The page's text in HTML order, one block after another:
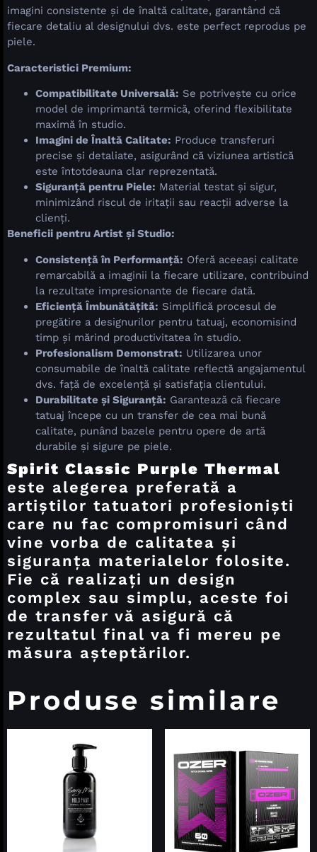
imagini consistente și de înaltă calitate, garantând că
fiecare detaliu al designului dvs. este perfect reprodus pe
piele.
Caracteristici Premium:
Compatibilitate Universală: Se potrivește cu orice
model de imprimantă termică, oferind flexibilitate
maximă în studio.
Imagini de Înaltă Calitate: Produce transferuri
precise și detaliate, asigurând că viziunea artistică
este întotdeauna clar reprezentată.
Siguranță pentru Piele: Material testat și sigur,
minimizând riscul de iritații sau reacții adverse la
clienți.
Beneficii pentru Artist și Studio:
Consistență în Performanță: Oferă aceeași calitate
remarcabilă a imaginii la fiecare utilizare, contribuind
la rezultate impresionante de fiecare dată.
Eficiență Îmbunătățită: Simplifică procesul de
pregătire a designurilor pentru tatuaj, economisind
timp și mărind productivitatea în studio.
Profesionalism Demonstrat: Utilizarea unor
consumabile de înaltă calitate reflectă angajamentul
dvs. față de excelență și satisfația clientului.
Durabilitate și Siguranță: Garantează că fiecare
tatuaj începe cu un transfer de cea mai bună
calitate, punând bazele pentru opere de artă
durabile și sigure pe piele.
Spirit Classic Purple Thermal
este alegerea preferată a
artiștilor tatuatori profesioniști
care nu fac compromisuri când
vine vorba de calitatea și
siguranța materialelor folosite.
Fie că realizați un design
complex sau simplu, aceste foi
de transfer vă asigură că
rezultatul final va fi mereu pe
măsura așteptărilor.
Produse similare